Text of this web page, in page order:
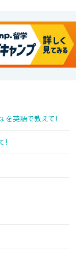
を英語で教えて!
!